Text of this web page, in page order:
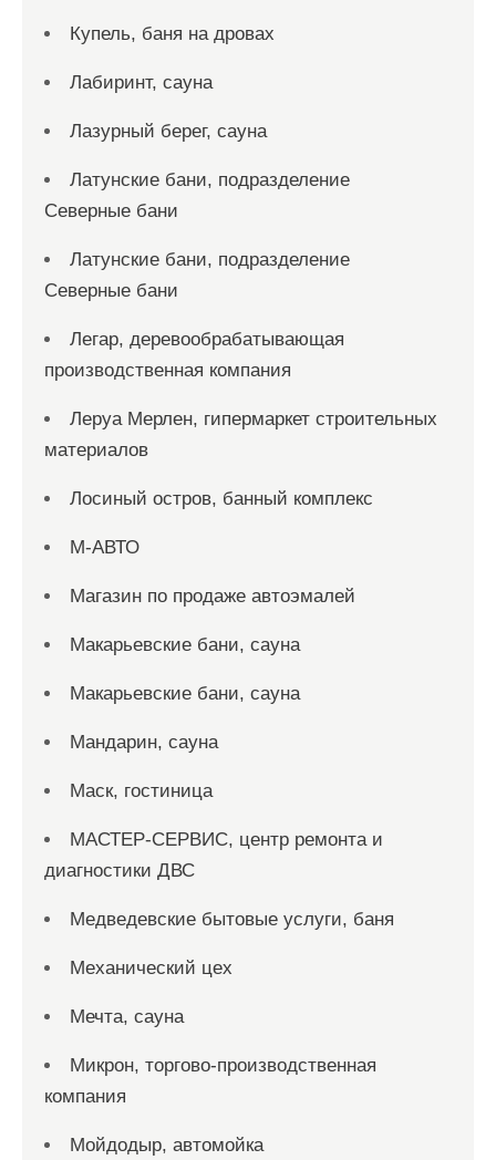
Купель, баня на дровах
Лабиринт, сауна
Лазурный берег, сауна
Латунские бани, подразделение
Северные бани
Латунские бани, подразделение
Северные бани
Легар, деревообрабатывающая
производственная компания
Леруа Мерлен, гипермаркет строительных
материалов
Лосиный остров, банный комплекс
М-АВТО
Магазин по продаже автоэмалей
Макарьевские бани, сауна
Макарьевские бани, сауна
Мандарин, сауна
Маск, гостиница
МАСТЕР-СЕРВИС, центр ремонта и
диагностики ДВС
Медведевские бытовые услуги, баня
Механический цех
Мечта, сауна
Микрон, торгово-производственная
компания
Мойдодыр, автомойка